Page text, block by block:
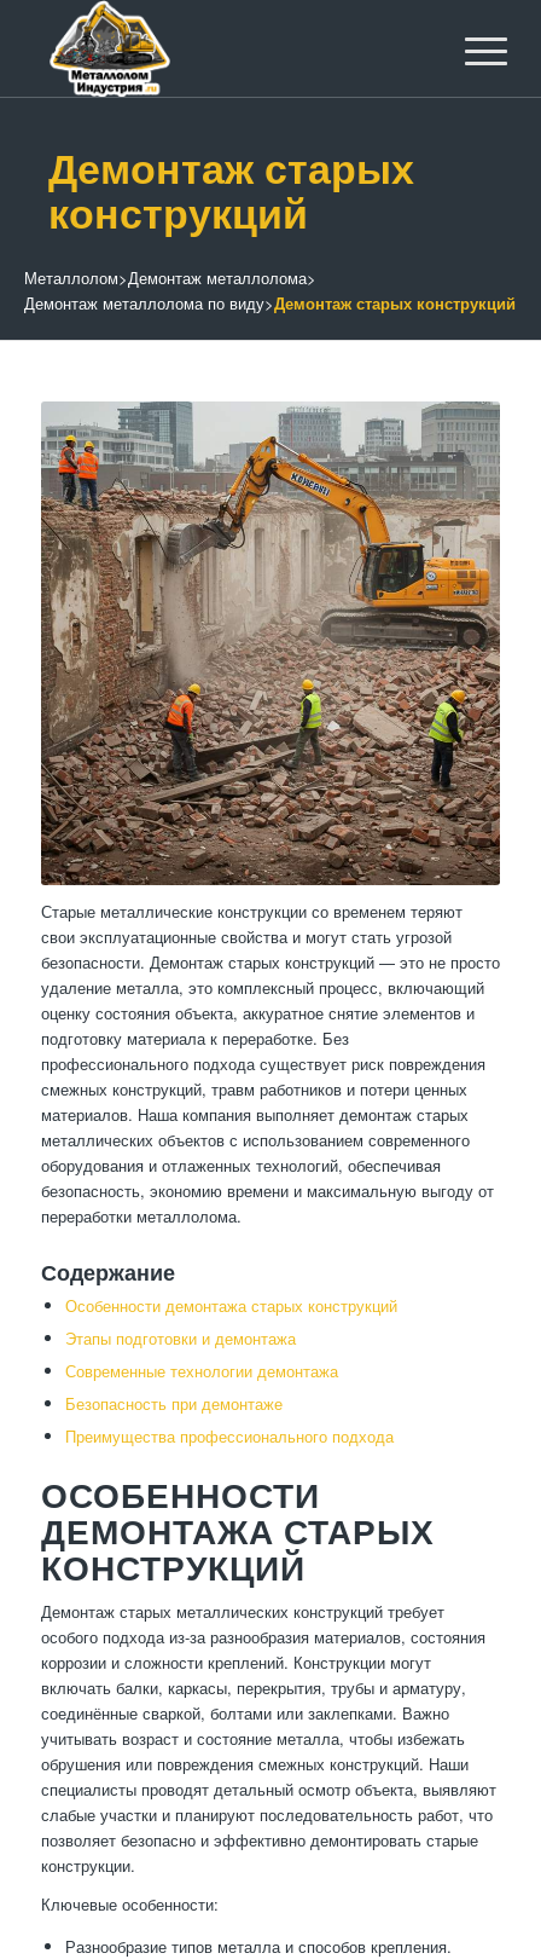
Демонтаж старых
конструкций
Металлолом>Демонтаж металлолома>
Демонтаж металлолома по виду>Демонтаж старых конструкций
Старые металлические конструкции со временем теряют
свои эксплуатационные свойства и могут стать угрозой
безопасности. Демонтаж старых конструкций — это не просто
удаление металла, это комплексный процесс, включающий
оценку состояния объекта, аккуратное снятие элементов и
подготовку материала к переработке. Без
профессионального подхода существует риск повреждения
смежных конструкций, травм работников и потери ценных
материалов. Наша компания выполняет демонтаж старых
металлических объектов с использованием современного
оборудования и отлаженных технологий, обеспечивая
безопасность, экономию времени и максимальную выгоду от
переработки металлолома.
Содержание
Особенности демонтажа старых конструкций
Этапы подготовки и демонтажа
Современные технологии демонтажа
Безопасность при демонтаже
Преимущества профессионального подхода
ОСОБЕННОСТИ
ДЕМОНТАЖА СТАРЫХ
КОНСТРУКЦИЙ
Демонтаж старых металлических конструкций требует
особого подхода из-за разнообразия материалов, состояния
коррозии и сложности креплений. Конструкции могут
включать балки, каркасы, перекрытия, трубы и арматуру,
соединённые сваркой, болтами или заклепками. Важно
учитывать возраст и состояние металла, чтобы избежать
обрушения или повреждения смежных конструкций. Наши
специалисты проводят детальный осмотр объекта, выявляют
слабые участки и планируют последовательность работ, что
позволяет безопасно и эффективно демонтировать старые
конструкции.
Ключевые особенности:
Разнообразие типов металла и способов крепления.